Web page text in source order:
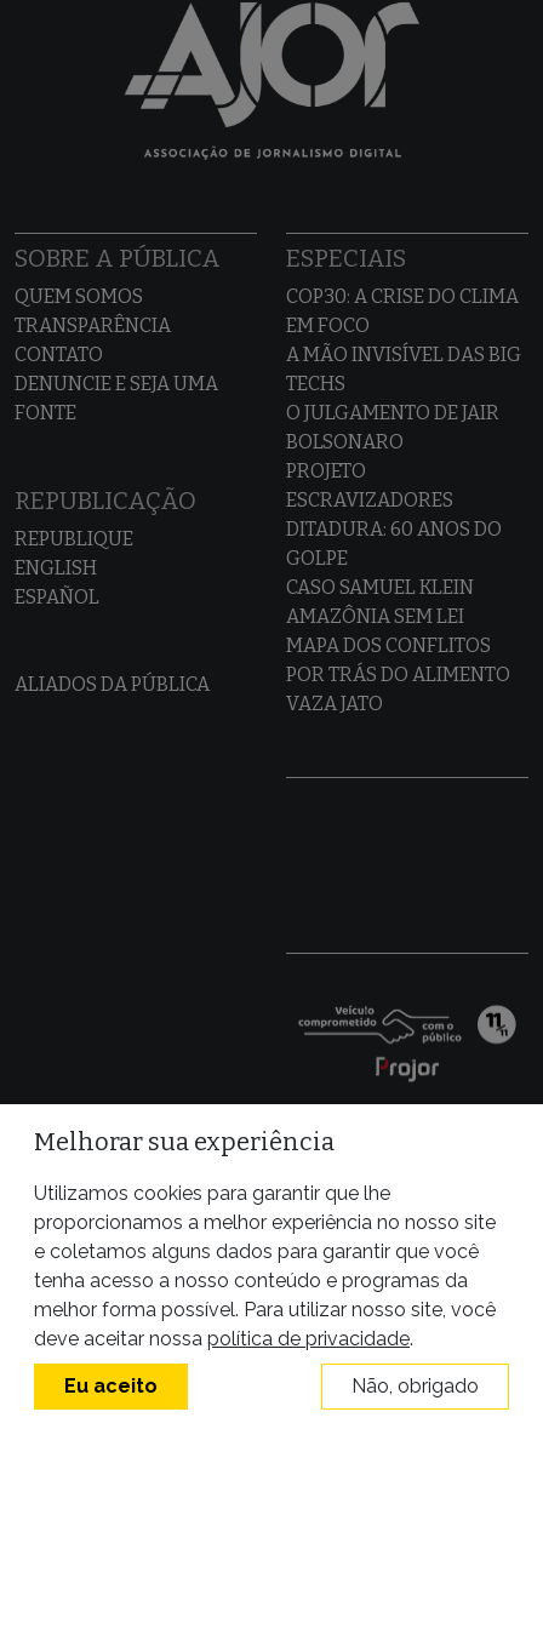
SOBRE A PÚBLICA
QUEM SOMOS
TRANSPARÊNCIA
CONTATO
DENUNCIE E SEJA UMA
FONTE
REPUBLICAÇÃO
REPUBLIQUE
ENGLISH
ESPAÑOL
ALIADOS DA PÚBLICA
ESPECIAIS
COP30: A CRISE DO CLIMA
EM FOCO
A MÃO INVISÍVEL DAS BIG
TECHS
O JULGAMENTO DE JAIR
BOLSONARO
PROJETO
ESCRAVIZADORES
DITADURA: 60 ANOS DO
GOLPE
CASO SAMUEL KLEIN
AMAZÔNIA SEM LEI
MAPA DOS CONFLITOS
POR TRÁS DO ALIMENTO
VAZA JATO
Site desenvolvido por
Melhorar sua experiência
Utilizamos cookies para garantir que lhe
proporcionamos a melhor experiência no nosso site
e coletamos alguns dados para garantir que você
tenha acesso a nosso conteúdo e programas da
melhor forma possível. Para utilizar nosso site, você
deve aceitar nossa política de privacidade.
Eu aceito Não, obrigado